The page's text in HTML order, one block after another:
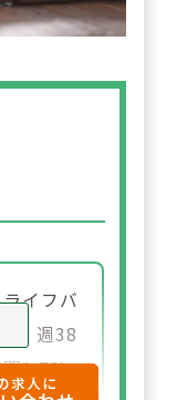
イフバ
、週38
1.7時
求人に